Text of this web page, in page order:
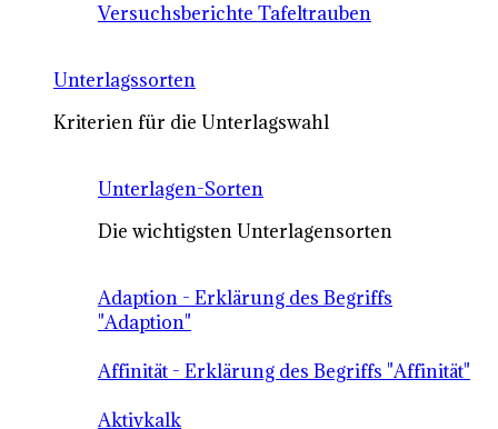
Versuchsberichte Tafeltrauben
Unterlagssorten
Kriterien für die Unterlagswahl
Unterlagen-Sorten
Die wichtigsten Unterlagensorten
Adaption - Erklärung des Begriffs
"Adaption"
Affinität - Erklärung des Begriffs "Affinität"
Aktivkalk